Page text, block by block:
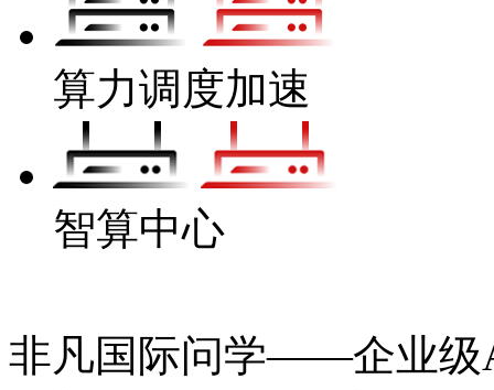
算力调度加速
智算中心
非凡国际问学——企业级